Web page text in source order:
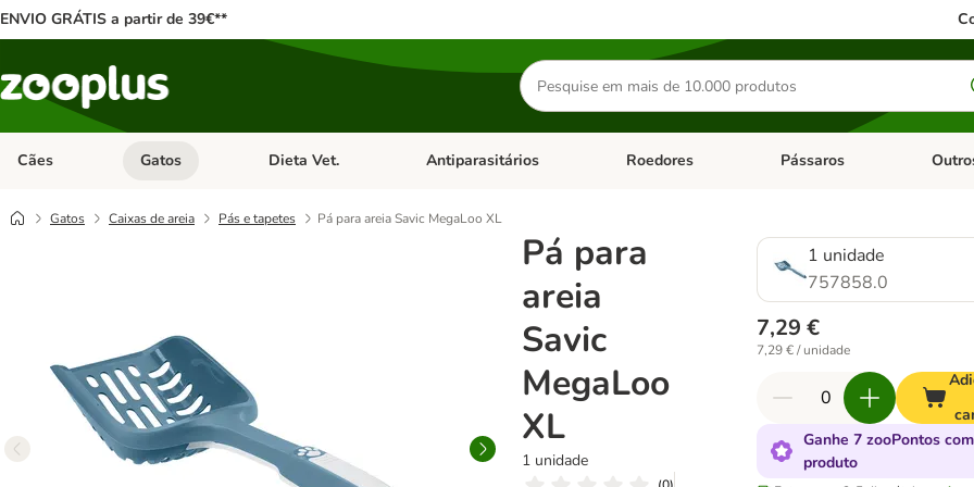
ENVIO GRÁTIS a partir de 39€**
Pesquisar
produtos
Cães Abrir menu de categoria: Cães
Gatos Abrir menu de categoria: Gatos
Dieta Vet. Abrir menu de categoria: Dieta Vet.
Antiparasitários Abrir menu de categoria: Antiparasitários
Roedores Abrir menu de categoria:
Pássaros Abrir
Gatos Caixas de areia Pás e tapetes Pá para areia Savic MegaLoo XL
Pá para
areia
Savic
MegaLoo
XL
1 unidade
1 unidade
757858.0
7,29 €
7,29 € / unidade
Ganhe 7 zooPontos
produto